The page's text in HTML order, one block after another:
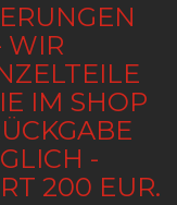
WIR
IM SHOP
-
200 EUR.